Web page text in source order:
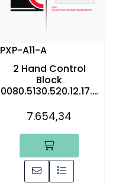
PXP-A11-A
2 Hand Control
Block
0080.5130.520.12.17.0
7.654,34